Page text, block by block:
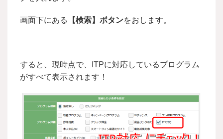
画面下にある 【検索】ボタンをおします。
すると、現時点で、ITPに対応しているプログラム
がすべて表示されます！